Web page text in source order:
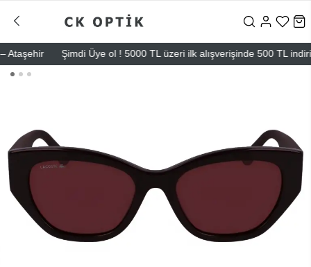
Şimdi Üye ol ! 5000 TL üzeri ilk alışverişinde 500 TL indirim